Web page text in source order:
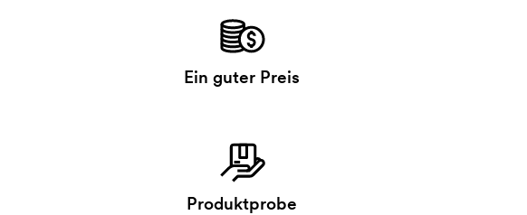
Ein guter Preis
Produktprobe